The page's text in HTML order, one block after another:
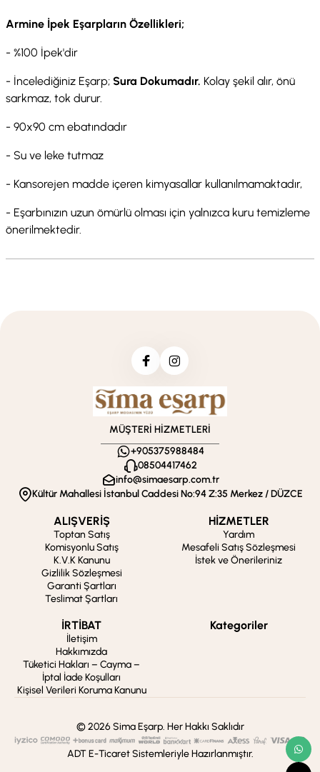
Armine İpek Eşarpların Özellikleri;
- %100 İpek'dir
- İncelediğiniz Eşarp; Sura Dokumadır. Kolay şekil alır, önü
sarkmaz, tok durur.
- 90x90 cm ebatındadır
- Su ve leke tutmaz
- Kansorejen madde içeren kimyasallar kullanılmamaktadır,
- Eşarbınızın uzun ömürlü olması için yalnızca kuru temizleme
önerilmektedir.
MÜŞTERİ HİZMETLERİ
+905375988484
08504417462
info@simaesarp.com.tr
Kültür Mahallesi İstanbul Caddesi No:94 Z:35 Merkez / DÜZCE
ALIŞVERİŞ
Toptan Satış
Komisyonlu Satış
K.V.K Kanunu
Gizlilik Sözleşmesi
Garanti Şartları
Teslimat Şartları
HİZMETLER
Yardım
Mesafeli Satış Sözleşmesi
İstek ve Önerileriniz
İRTİBAT
İletişim
Hakkımızda
Tüketici Hakları – Cayma –
İptal İade Koşulları
Kişisel Verileri Koruma Kanunu
Kategoriler
© 2026 Sima Eşarp. Her Hakkı Saklıdır
ADT E-Ticaret Sistemleriyle Hazırlanmıştır.